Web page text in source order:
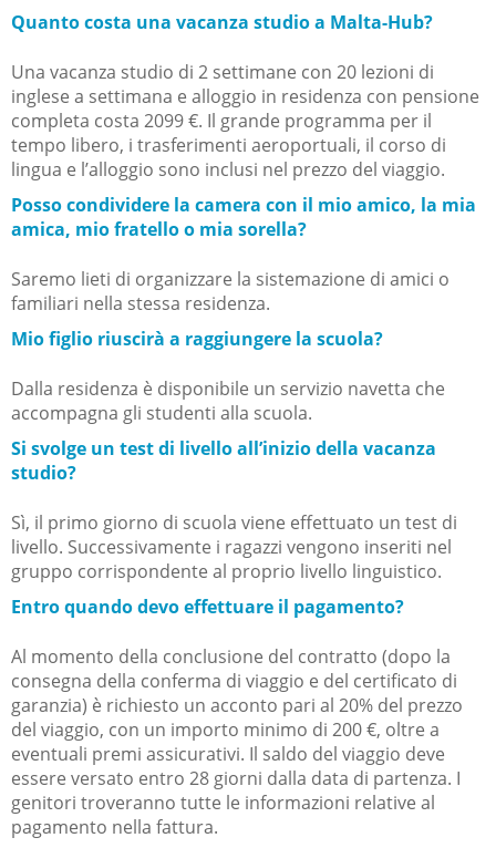
Quanto costa una vacanza studio a Malta-Hub?
Una vacanza studio di 2 settimane con 20 lezioni di
inglese a settimana e alloggio in residenza con pensione
completa costa 2099 €. Il grande programma per il
tempo libero, i trasferimenti aeroportuali, il corso di
lingua e l’alloggio sono inclusi nel prezzo del viaggio.
Posso condividere la camera con il mio amico, la mia
amica, mio fratello o mia sorella?
Saremo lieti di organizzare la sistemazione di amici o
familiari nella stessa residenza.
Mio figlio riuscirà a raggiungere la scuola?
Dalla residenza è disponibile un servizio navetta che
accompagna gli studenti alla scuola.
Si svolge un test di livello all’inizio della vacanza
studio?
Sì, il primo giorno di scuola viene effettuato un test di
livello. Successivamente i ragazzi vengono inseriti nel
gruppo corrispondente al proprio livello linguistico.
Entro quando devo effettuare il pagamento?
Al momento della conclusione del contratto (dopo la
consegna della conferma di viaggio e del certificato di
garanzia) è richiesto un acconto pari al 20% del prezzo
del viaggio, con un importo minimo di 200 €, oltre a
eventuali premi assicurativi. Il saldo del viaggio deve
essere versato entro 28 giorni dalla data di partenza. I
genitori troveranno tutte le informazioni relative al
pagamento nella fattura.